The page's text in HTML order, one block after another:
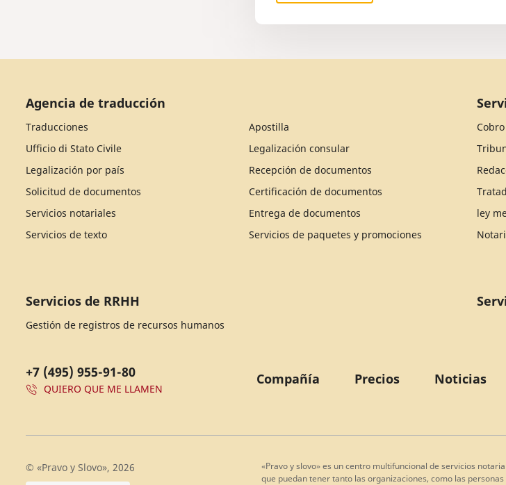
Agencia de traducción
Traducciones
Apostilla
Ufficio di Stato Civile
Legalización consular
Legalización por país
Recepción de documentos
Solicitud de documentos
Certificación de documentos
Servicios notariales
Entrega de documentos
Servicios de texto
Servicios de paquetes y promociones
ley
Servicios de RRHH
Gestión de registros de recursos humanos
+7 (495) 955-91-80
QUIERO QUE ME LLAMEN
Compañía Precios Noticias
© «Pravo y Slovo», 2026
«Pravo y slovo» es un centro multifuncional de servicios
que puedan tener tanto las organizaciones, como las